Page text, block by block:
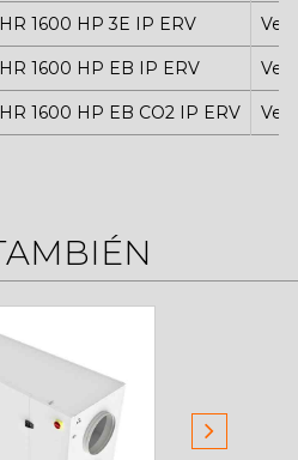
HR 1600 HP 3E IP ERV
HR 1600 HP EB IP ERV
HR 1600 HP EB CO2 IP ERV